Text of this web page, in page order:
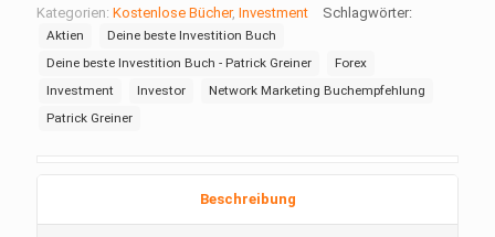
Kategorien: Kostenlose Bücher, Investment Schlagwörter:
Aktien
Deine beste Investition Buch
Deine beste Investition Buch - Patrick Greiner
Forex
Investment
Investor
Network Marketing Buchempfehlung
Patrick Greiner
Beschreibung